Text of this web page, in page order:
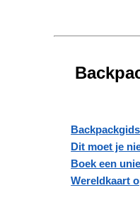
Dit moet je
Boek een
Wereldkaart